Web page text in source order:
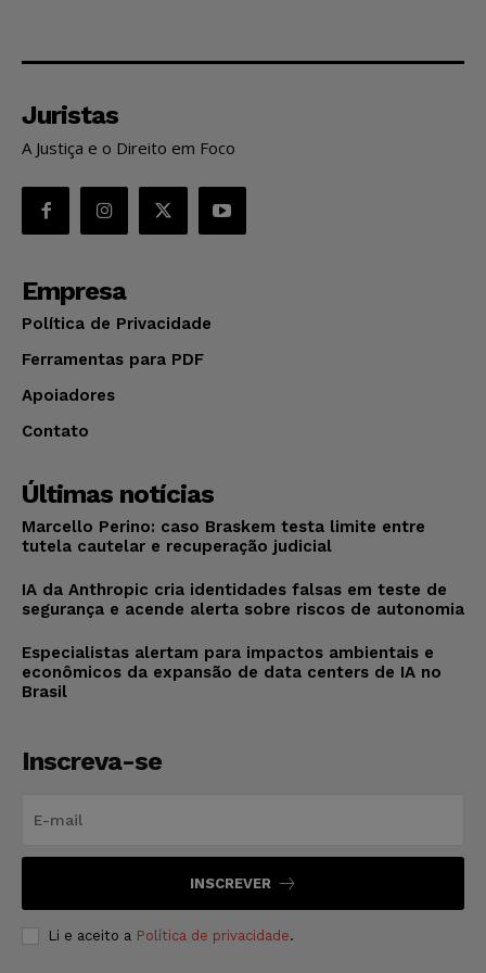
Juristas
A Justiça e o Direito em Foco
Empresa
Política de Privacidade
Ferramentas para PDF
Apoiadores
Contato
Últimas notícias
Marcello Perino: caso Braskem testa limite entre
tutela cautelar e recuperação judicial
IA da Anthropic cria identidades falsas em teste de
segurança e acende alerta sobre riscos de autonomia
Especialistas alertam para impactos ambientais e
econômicos da expansão de data centers de IA no
Brasil
Inscreva-se
INSCREVER
Li e aceito a Política de privacidade.